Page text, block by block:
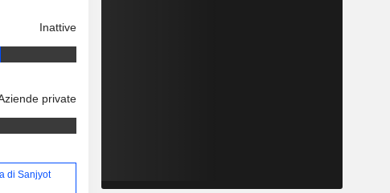
Inattive
private
di Sanjyot